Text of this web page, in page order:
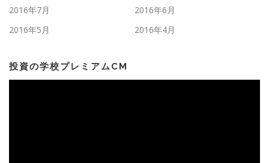
2016年7月
2016年6月
2016年5月
2016年4月
投資の学校プレミアムCM